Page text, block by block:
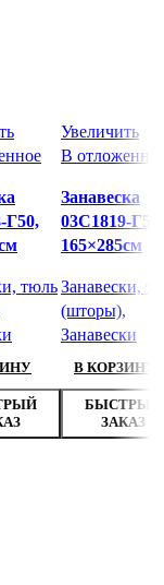
Г50,
тюль
Увеличить
В
Занавеска
03С1819-Г50,
165×285см
Занавески,
(шторы),
Занавески
В КОРЗИНУ
БЫСТРЫЙ
ЗАКАЗ